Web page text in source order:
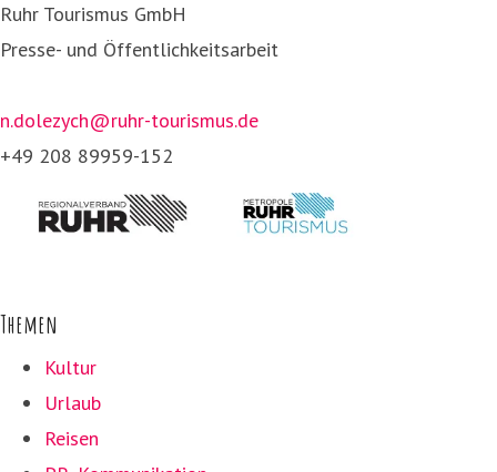
Ruhr Tourismus GmbH
Presse- und Öffentlichkeitsarbeit
n.dolezych@ruhr-tourismus.de
+49 208 89959-152
Themen
Kultur
Urlaub
Reisen